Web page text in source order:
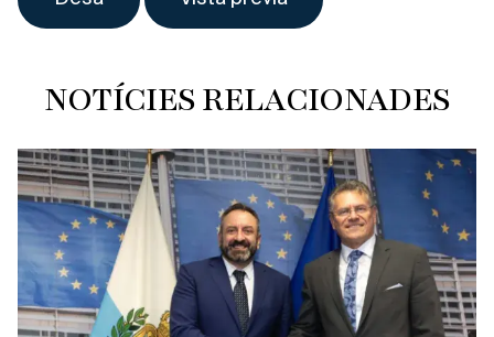
NOTÍCIES RELACIONADES